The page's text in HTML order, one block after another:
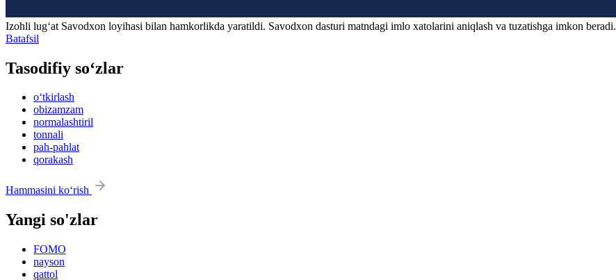
Izohli lugʻat Savodxon loyihasi bilan hamkorlikda yaratildi. Savodxon dasturi matndagi imlo xatolarini aniqlash va tuzatishga imkon beradi.
Batafsil
Tasodifiy so‘zlar
o‘tkirlash
obizamzam
normalashtiril
tonnali
pah-pahlat
qorakash
Hammasini ko‘rish
Yangi so'zlar
FOMO
nayson
qattol